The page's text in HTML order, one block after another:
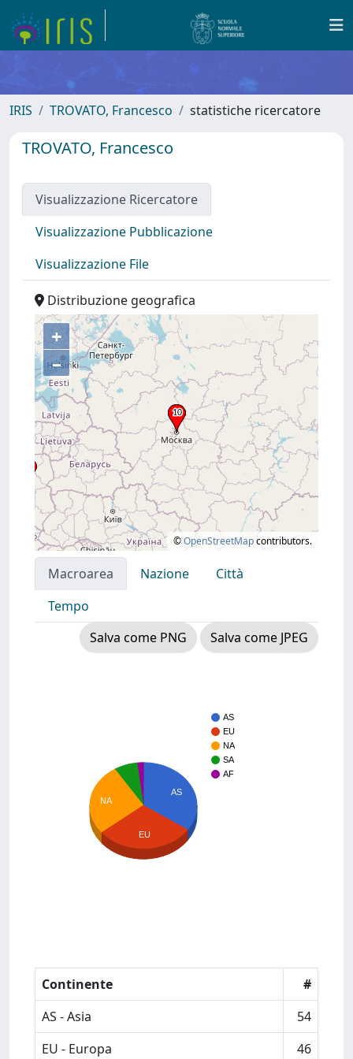
IRIS TROVATO, Francesco statistiche ricercatore
TROVATO, Francesco
Visualizzazione Ricercatore
Visualizzazione Pubblicazione
Visualizzazione File
Distribuzione geografica
+
–
©OpenStreetMapcontributors.
Macroarea Nazione
Città
Tempo
Salva come PNG
Salva come JPEG
AS
EU
NA
SA
AF
AS
NA
EU
Continente
#
AS - Asia
54
EU - Europa
46